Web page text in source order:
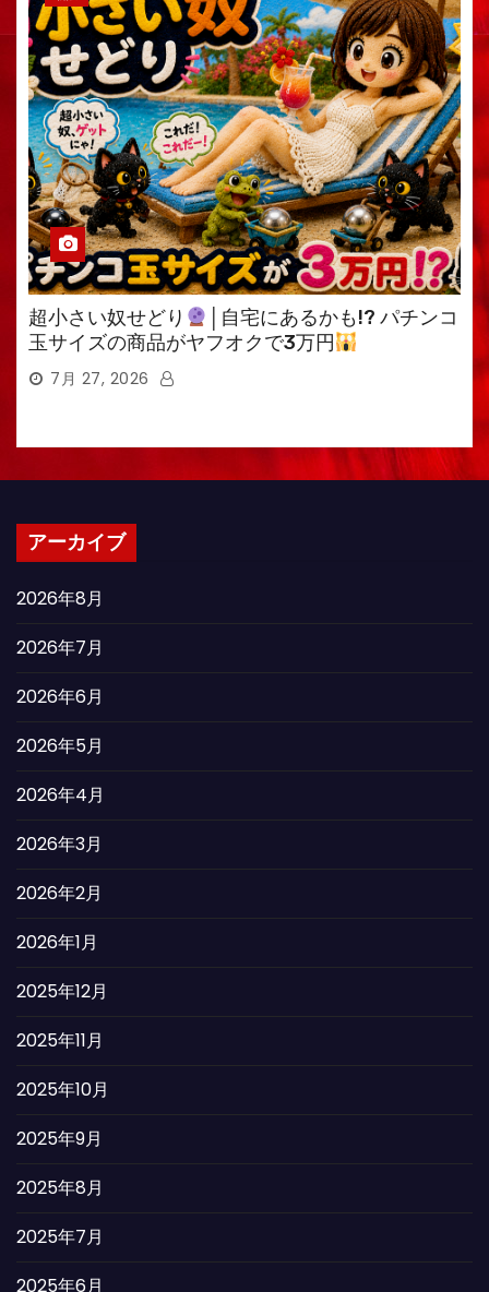
超小さい奴せどり
│自宅にあるかも!? パチンコ
玉サイズの商品がヤフオクで3万円
7月 27, 2026
アーカイブ
2026年8月
2026年7月
2026年6月
2026年5月
2026年4月
2026年3月
2026年2月
2026年1月
2025年12月
2025年11月
2025年10月
2025年9月
2025年8月
2025年7月
2025年6月